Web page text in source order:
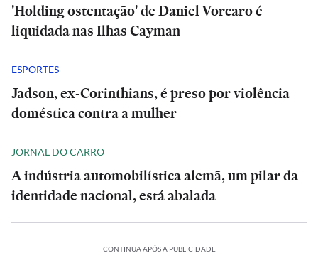
'Holding ostentação' de Daniel Vorcaro é
liquidada nas Ilhas Cayman
ESPORTES
Jadson, ex-Corinthians, é preso por violência
doméstica contra a mulher
JORNAL DO CARRO
A indústria automobilística alemã, um pilar da
identidade nacional, está abalada
CONTINUA APÓS A PUBLICIDADE